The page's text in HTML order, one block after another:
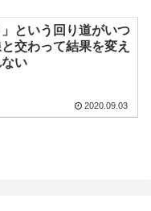
」という回り道がいつ
交わって結果を変え
い
2020.09.03